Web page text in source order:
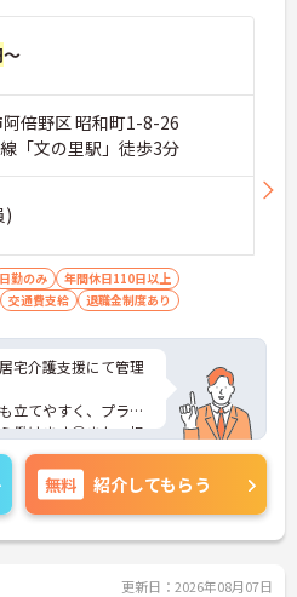
た給与のバランス◎
組みが整っています
ジション♪
くりが可能！
く関与
実感が魅力です
境
体制♪
ックアップ
援あり
境です
です♪
しやすい！
能
り
～
倍野区 昭和町1-8-26
「文の里駅」徒歩3分
)
日勤のみ
年間休日110日以上
交通費支給 退職金制度あり
宅介護支援にて管理
立てやすく、プライ
働けます◎また、担
者手当の支給があ
ーとしての実力の両
環境です♪ご興味の
など、さらに詳細を
談ください！
無料 紹介してもらう
更新日：2026年08月07日